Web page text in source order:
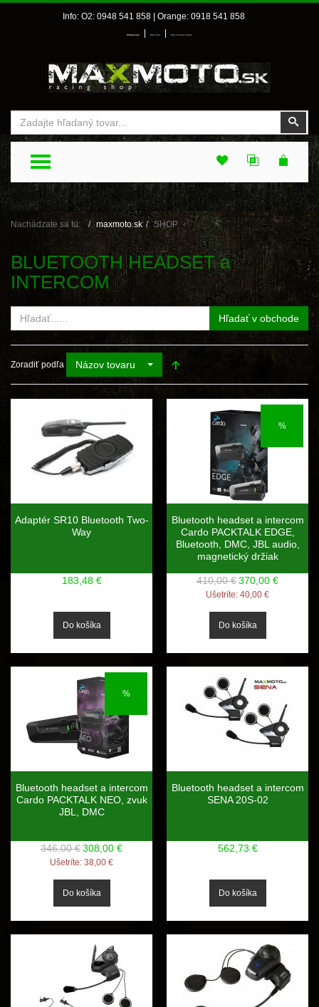
Info: O2: 0948 541 858 | Orange: 0918 541 858
Prihlásenie Môj účet Môj zoznam prianí
TOGGLE MENU
Nachádzate sa tu: maxmoto.sk SHOP
BLUETOOTH HEADSET a
INTERCOM
Hľadať v obchode
Zoradiť podľa Názov tovaru
Adaptér SR10 Bluetooth Two-
Way
183,48 €
%
Bluetooth headset a intercom
Cardo PACKTALK EDGE,
Bluetooth, DMC, JBL audio,
magnetický držiak
410,00 €370,00 €
Ušetríte: 40,00 €
%
Bluetooth headset a intercom
Cardo PACKTALK NEO, zvuk
JBL, DMC
346,00 €308,00 €
Ušetríte: 38,00 €
Bluetooth headset a intercom
SENA 20S-02
562,73 €